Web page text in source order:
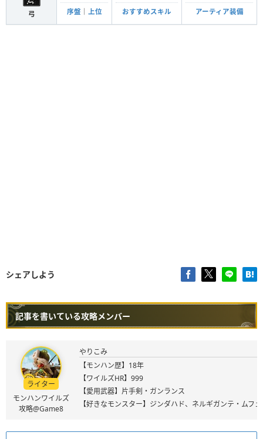
弓 序盤 上位 おすすめスキル アーティア装備
シェアしよう
記事を書いている攻略メンバー
ライター
モンハンワイルズ
攻略@Game8
やりこみ
【モンハン歴】18年
【ワイルズHR】999
【愛用武器】片手剣・ガンランス
【好きなモンスター】ジンダハド、ネルギガンテ・ムフ